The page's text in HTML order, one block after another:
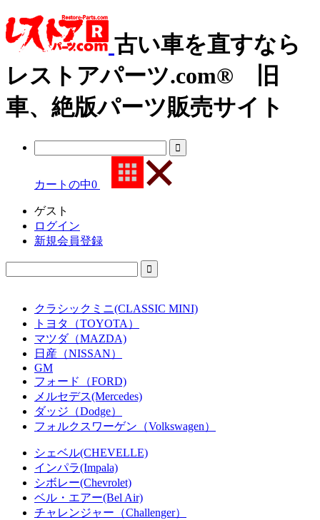
古い車を直すなら
レストアパーツ.com® 旧
車、絶版パーツ販売サイト
カートの中0
ゲスト
ログイン
新規会員登録
クラシックミニ(CLASSIC MINI)
トヨタ（TOYOTA）
マツダ（MAZDA)
日産（NISSAN）
GM
フォード（FORD)
メルセデス(Mercedes)
ダッジ（Dodge）
フォルクスワーゲン（Volkswagen）
シェベル(CHEVELLE)
インパラ(Impala)
シボレー(Chevrolet)
ベル・エアー(Bel Air)
チャレンジャー（Challenger）